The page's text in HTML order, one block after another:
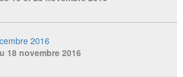
2016
18 novembre 2016